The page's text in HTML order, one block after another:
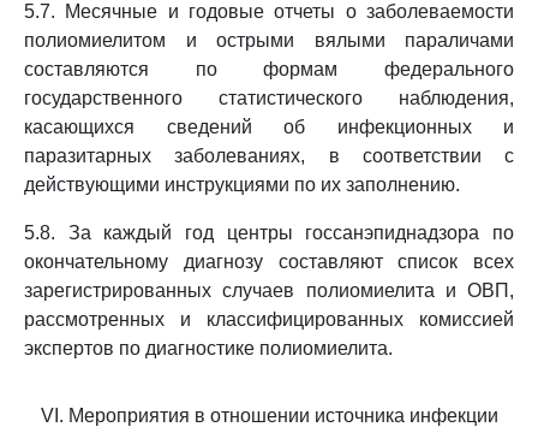
5.7. Месячные и годовые отчеты о заболеваемости
полиомиелитом и острыми вялыми параличами
составляются по формам федерального
государственного статистического наблюдения,
касающихся сведений об инфекционных и
паразитарных заболеваниях, в соответствии с
действующими инструкциями по их заполнению.
5.8. За каждый год центры госсанэпиднадзора по
окончательному диагнозу составляют список всех
зарегистрированных случаев полиомиелита и ОВП,
рассмотренных и классифицированных комиссией
экспертов по диагностике полиомиелита.
VI. Мероприятия в отношении источника инфекции